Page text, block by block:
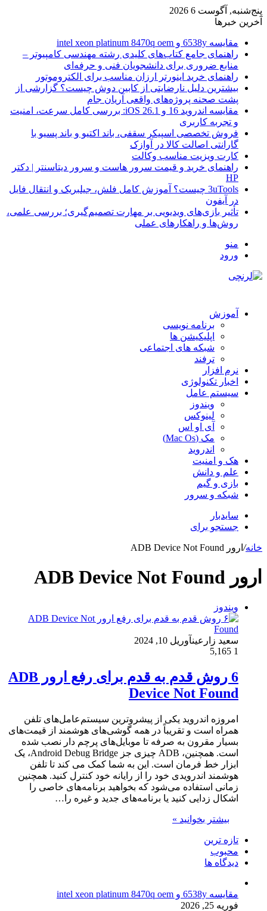
پنج‌شنبه, آگوست 6 2026
آخرین خبرها
مقایسه 6538y و intel xeon platinum 8470q oem
راهنمای جامع کتاب‌های کلیدی رشته مهندسی کامپیوتر –
منابع ضروری برای دانشجویان فنی و حرفه‌ای
راهنمای خرید اینورتر ارزان مناسب برای الکتروموتور
بیشترین دلیل نارضایتی از کابین دوش چیست؟ گزارشی از
پشت صحنه پروژه‌های واقعی آریان جام
مقایسه اندروید 16 و iOS 26.1: بررسی کامل سرعت، امنیت
و تجربه کاربری
فروش تخصصی اسپیکر سقفی، باند اکتیو و باند پسیو با
گارانتی اصالت کالا در آوازک
کارت ویزیت مناسب وکالت
راهنمای خرید و قیمت سرور هاست و سرور دیتاسنتر | دکتر
HP
3uTools چیست؟ آموزش کامل فلش، جیلبریک و انتقال فایل
در آیفون
تأثیر بازی‌های ویدیویی بر مهارت تصمیم‌گیری؛ بررسی علمی،
روش‌ها و راهکارهای عملی
منو
ورود
آموزش
برنامه نویسی
اپلیکیشن ها
شبکه های اجتماعی
ترفند
نرم افزار
اخبار تکنولوژی
سیستم عامل
ویندوز
لینوکس
آی او اس
مک (Mac Os)
اندروید
هک و امنیت
علم و دانش
بازی و گیم
شبکه و سرور
سایدبار
جستجو برای
خانه/ ارور ADB Device Not Found
ارور ADB Device Not Found
ویندوز
سعید زارعینآوریل 10, 2024
1
6 روش قدم به قدم برای رفع ارور ADB
Device Not Found
امروزه اندروید یکی از پیشروترین سیستم‌عامل‌های تلفن
همراه است و تقریباً در همه گوشی‌های هوشمند از قیمت‌های
بسیار مقرون به صرفه تا موبایل‌های پرچم دار نصب شده
است. همچنین، ADB چیزی جز Android Debug Bridge، یک
ابزار خط فرمان است. این به شما کمک می کند تا تلفن
هوشمند اندرویدی خود را از رایانه خود کنترل کنید. همچنین
زمانی استفاده می‌شود که بخواهید برنامه‌های خاصی را
اشکال زدایی کنید یا برنامه‌های جدید و غیره را…
بیشتر بخوانید »
تازه ترین
محبوب
دیدگاه ها
مقایسه 6538y و intel xeon platinum 8470q oem
فوریه 25, 2026